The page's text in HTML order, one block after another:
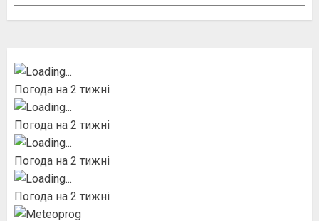
Погода на 2 тижні
Погода на 2 тижні
Погода на 2 тижні
Погода на 2 тижні